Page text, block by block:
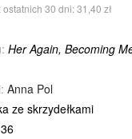
30 dni: 31,40 zł
Her Again, Becoming
Anna Pol
ze skrzydełkami